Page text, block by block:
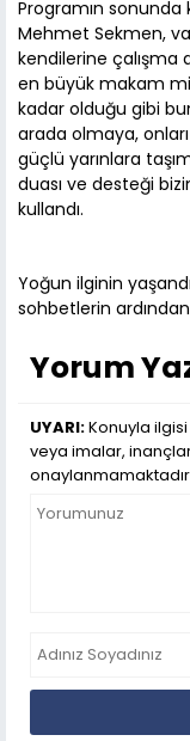
Programın sonunda
Mehmet Sekmen,
kendilerine çalışma
en büyük makam
kadar olduğu gibi
arada olmaya,
güçlü yarınlara
duası ve desteği
kullandı.
Yoğun ilginin
sohbetlerin
Yorum
UYARI:Konuyla
veya imalar,